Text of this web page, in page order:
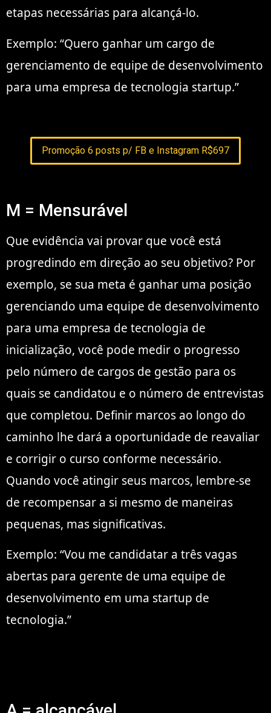
etapas necessárias para alcançá-lo.
Exemplo: “Quero ganhar um cargo de
gerenciamento de equipe de desenvolvimento
para uma empresa de tecnologia startup.”
Promoção 6 posts p/ FB e Instagram R$697
M = Mensurável
Que evidência vai provar que você está
progredindo em direção ao seu objetivo? Por
exemplo, se sua meta é ganhar uma posição
gerenciando uma equipe de desenvolvimento
para uma empresa de tecnologia de
inicialização, você pode medir o progresso
pelo número de cargos de gestão para os
quais se candidatou e o número de entrevistas
que completou. Definir marcos ao longo do
caminho lhe dará a oportunidade de reavaliar
e corrigir o curso conforme necessário.
Quando você atingir seus marcos, lembre-se
de recompensar a si mesmo de maneiras
pequenas, mas significativas.
Exemplo: “Vou me candidatar a três vagas
abertas para gerente de uma equipe de
desenvolvimento em uma startup de
tecnologia.”